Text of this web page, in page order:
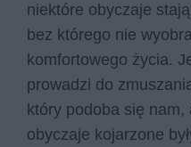
niektóre obyczaje
bez którego nie
komfortowego życia.
prowadzi do
który podoba się
obyczaje kojarzone